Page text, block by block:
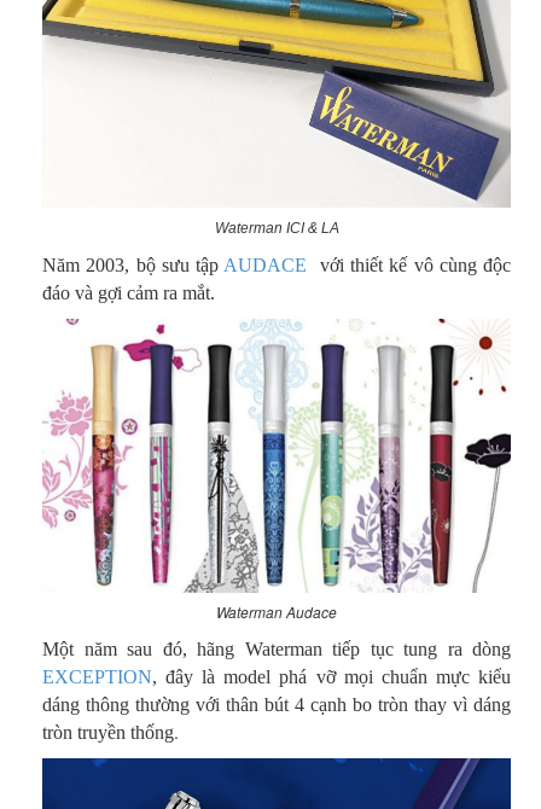
Waterman ICI & LA
Năm 2003, bộ sưu tập AUDACE với thiết kế vô cùng độc
đáo và gợi cảm ra mắt.
Waterman Audace
Một năm sau đó, hãng Waterman tiếp tục tung ra dòng
EXCEPTION, đây là model phá vỡ mọi chuẩn mực kiểu
dáng thông thường với thân bút 4 cạnh bo tròn thay vì dáng
tròn truyền thống.